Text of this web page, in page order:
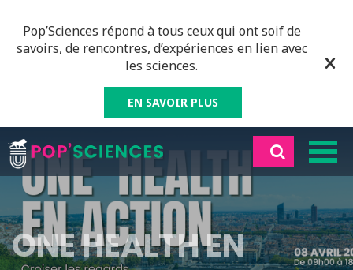
Pop’Sciences répond à tous ceux qui ont soif de
savoirs, de rencontres, d’expériences en lien avec
les sciences.
EN SAVOIR PLUS
ONE HEALTH EN